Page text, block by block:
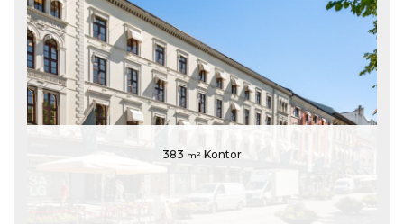
383 m² Kontor